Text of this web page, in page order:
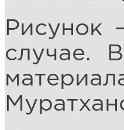
Рисунок
случае.